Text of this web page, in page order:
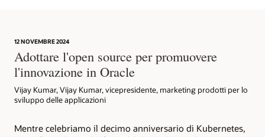
12 NOVEMBRE 2024
Adottare l'open source per promuovere
l'innovazione in Oracle
Vijay Kumar, Vijay Kumar, vicepresidente, marketing prodotti per lo
sviluppo delle applicazioni
Mentre celebriamo il decimo anniversario di Kubernetes,